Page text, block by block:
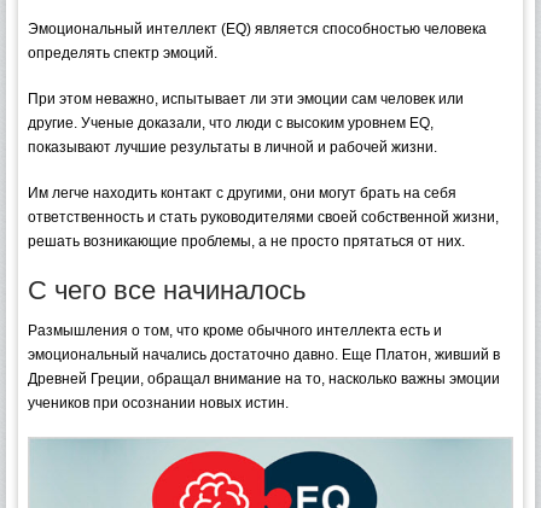
Эмоциональный интеллект (EQ) является способностью человека
определять спектр эмоций.
При этом неважно, испытывает ли эти эмоции сам человек или
другие. Ученые доказали, что люди с высоким уровнем EQ,
показывают лучшие результаты в личной и рабочей жизни.
Им легче находить контакт с другими, они могут брать на себя
ответственность и стать руководителями своей собственной жизни,
решать возникающие проблемы, а не просто прятаться от них.
С чего все начиналось
Размышления о том, что кроме обычного интеллекта есть и
эмоциональный начались достаточно давно. Еще Платон, живший в
Древней Греции, обращал внимание на то, насколько важны эмоции
учеников при осознании новых истин.